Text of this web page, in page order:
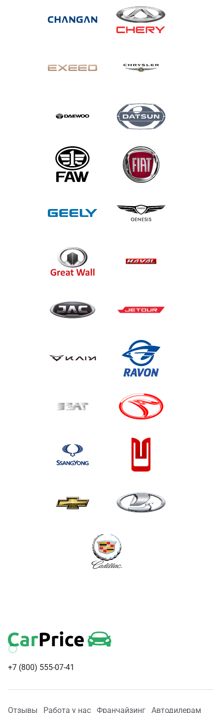
+7 (800) 555-07-41
Отзывы Работа у нас Франчайзинг Автодилерам